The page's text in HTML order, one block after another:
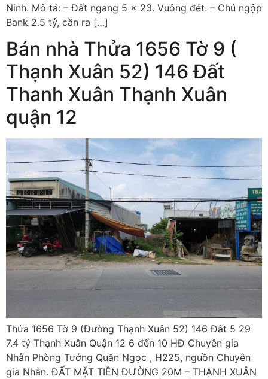
Ninh. Mô tả: – Đất ngang 5 x 23. Vuông đét. – Chủ ngộp
Bank 2.5 tỷ, cần ra […]
Bán nhà Thửa 1656 Tờ 9 (
Thạnh Xuân 52) 146 Đất
Thanh Xuân Thạnh Xuân
quận 12
Thửa 1656 Tờ 9 (Đường Thạnh Xuân 52) 146 Đất 5 29
7.4 tỷ Thạnh Xuân Quận 12 6 đến 10 HĐ Chuyên gia
Nhẫn Phòng Tướng Quân Ngọc , H225, nguồn Chuyên
gia Nhẫn. ĐẤT MẶT TIỀN ĐƯỜNG 20M – THẠNH XUÂN